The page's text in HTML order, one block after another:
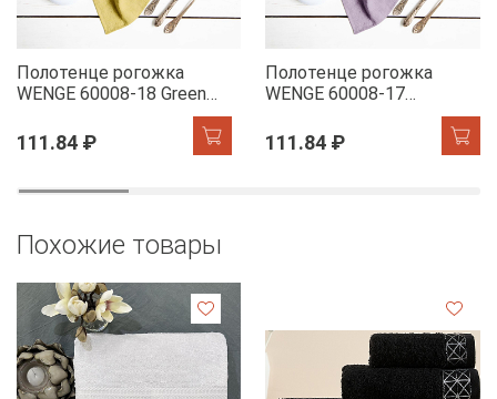
Полотенце рогожка
WENGE 60008-18 Green
111.84 ₽
Полотенце рогожка
WENGE 60008-17
111.84 ₽
Похожие товары